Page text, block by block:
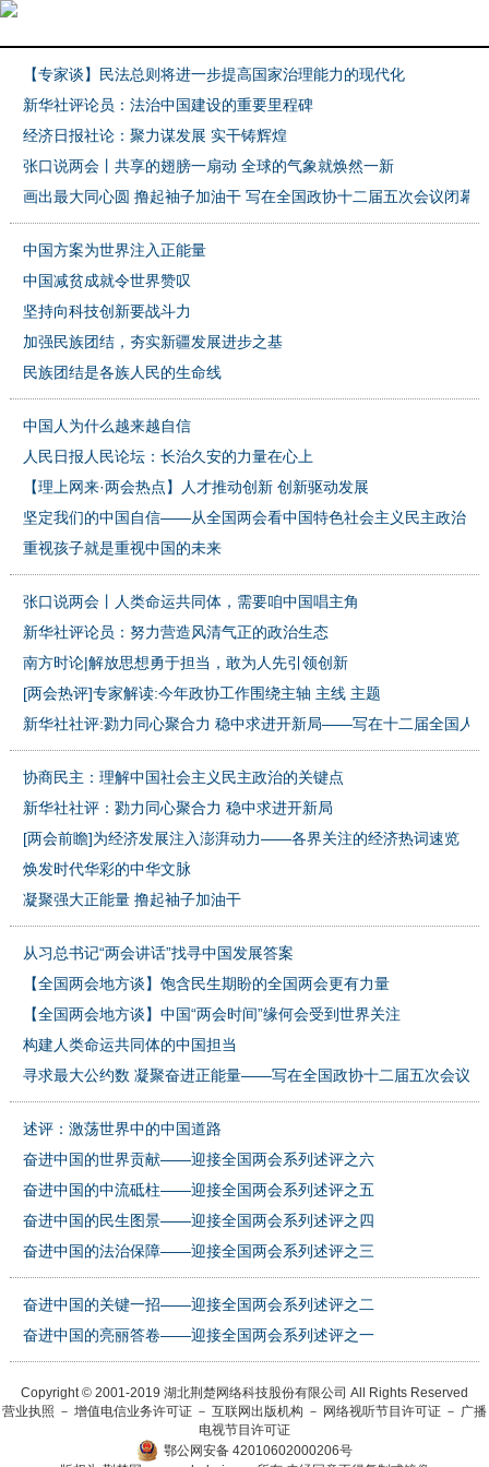
新闻频道> 两会评论
【专家谈】民法总则将进一步提高国家治理能力的现代化
新华社评论员：法治中国建设的重要里程碑
经济日报社论：聚力谋发展 实干铸辉煌
张口说两会丨共享的翅膀一扇动 全球的气象就焕然一新
画出最大同心圆 撸起袖子加油干 写在全国政协十二届五次会议闭幕
中国方案为世界注入正能量
中国减贫成就令世界赞叹
坚持向科技创新要战斗力
加强民族团结，夯实新疆发展进步之基
民族团结是各族人民的生命线
中国人为什么越来越自信
人民日报人民论坛：长治久安的力量在心上
【理上网来·两会热点】人才推动创新 创新驱动发展
坚定我们的中国自信——从全国两会看中国特色社会主义民主政治
重视孩子就是重视中国的未来
张口说两会丨人类命运共同体，需要咱中国唱主角
新华社评论员：努力营造风清气正的政治生态
南方时论|解放思想勇于担当，敢为人先引领创新
[两会热评]专家解读:今年政协工作围绕主轴 主线 主题
新华社社评:勠力同心聚合力 稳中求进开新局——写在十二届全国人
协商民主：理解中国社会主义民主政治的关键点
新华社社评：勠力同心聚合力 稳中求进开新局
[两会前瞻]为经济发展注入澎湃动力——各界关注的经济热词速览
焕发时代华彩的中华文脉
凝聚强大正能量 撸起袖子加油干
从习总书记“两会讲话”找寻中国发展答案
【全国两会地方谈】饱含民生期盼的全国两会更有力量
【全国两会地方谈】中国“两会时间”缘何会受到世界关注
构建人类命运共同体的中国担当
寻求最大公约数 凝聚奋进正能量——写在全国政协十二届五次会议开
述评：激荡世界中的中国道路
奋进中国的世界贡献——迎接全国两会系列述评之六
奋进中国的中流砥柱——迎接全国两会系列述评之五
奋进中国的民生图景——迎接全国两会系列述评之四
奋进中国的法治保障——迎接全国两会系列述评之三
奋进中国的关键一招——迎接全国两会系列述评之二
奋进中国的亮丽答卷——迎接全国两会系列述评之一
Copyright © 2001-2019 湖北荆楚网络科技股份有限公司 All Rights Reserved
营业执照 － 增值电信业务许可证 － 互联网出版机构 － 网络视听节目许可证 － 广播
电视节目许可证
鄂公网安备 42010602000206号